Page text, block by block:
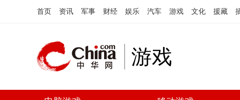
首页 资讯 军事 财经 娱乐 汽车 游戏 文化 援藏
游戏